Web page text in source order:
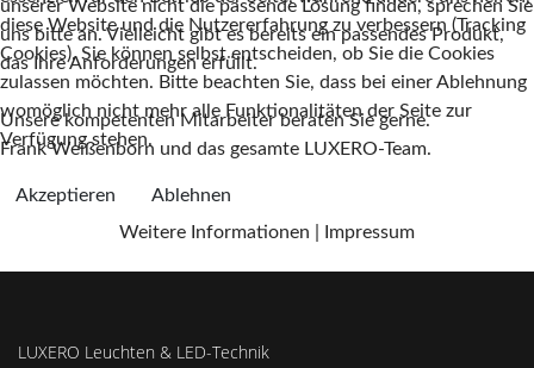
unserer Website nicht die passende Lösung finden, sprechen Sie
uns bitte an. Vielleicht gibt es bereits ein passendes Produkt,
das Ihre Anforderungen erfüllt.
Unsere kompetenten Mitarbeiter beraten Sie gerne.
Frank Weißenborn und das gesamte LUXERO-Team.
LUXERO Leuchten & LED-Technik
diese Website und die Nutzererfahrung zu verbessern (Tracking
Cookies). Sie können selbst entscheiden, ob Sie die Cookies
zulassen möchten. Bitte beachten Sie, dass bei einer Ablehnung
womöglich nicht mehr alle Funktionalitäten der Seite zur
Verfügung stehen.
Akzeptieren
Ablehnen
Weitere Informationen
Impressum